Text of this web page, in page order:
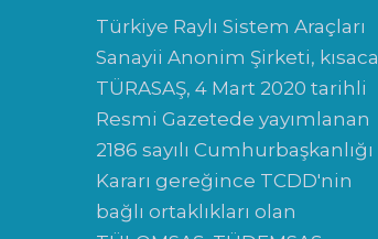
Türkiye Raylı Sistem Araçları
Sanayii Anonim Şirketi, kısaca
TÜRASAŞ, 4 Mart 2020 tarihli
Resmi Gazetede yayımlanan
2186 sayılı Cumhurbaşkanlığı
Kararı gereğince TCDD'nin
bağlı ortaklıkları olan